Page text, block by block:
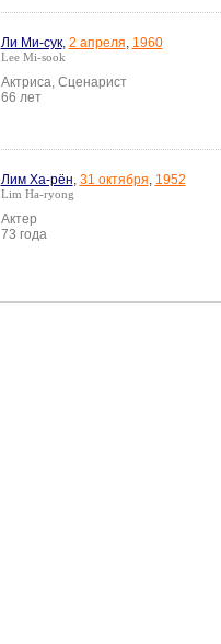
Ли Ми-сук, 2 апреля, 1960
Lee Mi-sook
Актриса, Сценарист
66 лет
Лим Ха-рён, 31 октября, 1952
Lim Ha-ryong
Актер
73 года